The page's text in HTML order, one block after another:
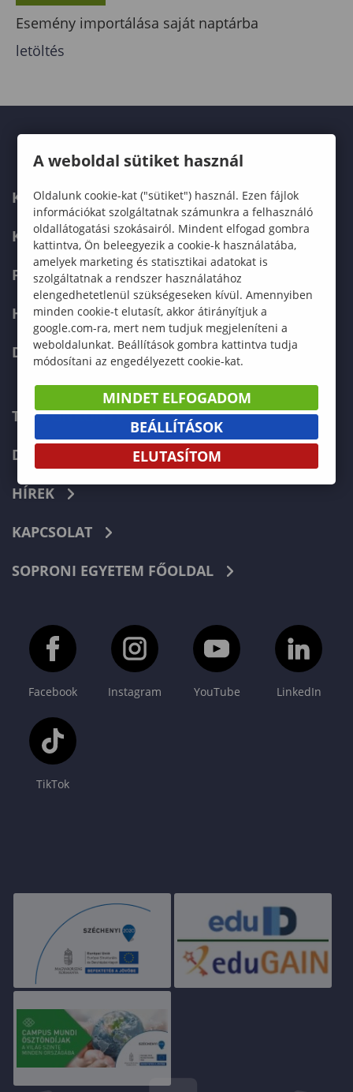
Esemény importálása saját naptárba
letöltés
KARUNK
KÉPZÉSEK
FELVÉTELIZŐKNEK
HALLGATÓKNAK
DOKTORI ISKOLA
TELEFONKÖNYV
DOKUMENTUMOK
HÍREK
KAPCSOLAT
SOPRONI EGYETEM FŐOLDAL
Facebook Instagram YouTube LinkedIn
TikTok
A weboldal sütiket használ
Oldalunk cookie-kat ("sütiket") használ. Ezen fájlok
információkat szolgáltatnak számunkra a felhasználó
oldallátogatási szokásairól. Mindent elfogad gombra
kattintva, Ön beleegyezik a cookie-k használatába,
amelyek marketing és statisztikai adatokat is
szolgáltatnak a rendszer használatához
elengedhetetlenül szükségeseken kívül. Amennyiben
minden cookie-t elutasít, akkor átirányítjuk a
google.com-ra, mert nem tudjuk megjeleníteni a
weboldalunkat. Beállítások gombra kattintva tudja
módosítani az engedélyezett cookie-kat.
MINDET ELFOGADOM
BEÁLLÍTÁSOK
ELUTASÍTOM